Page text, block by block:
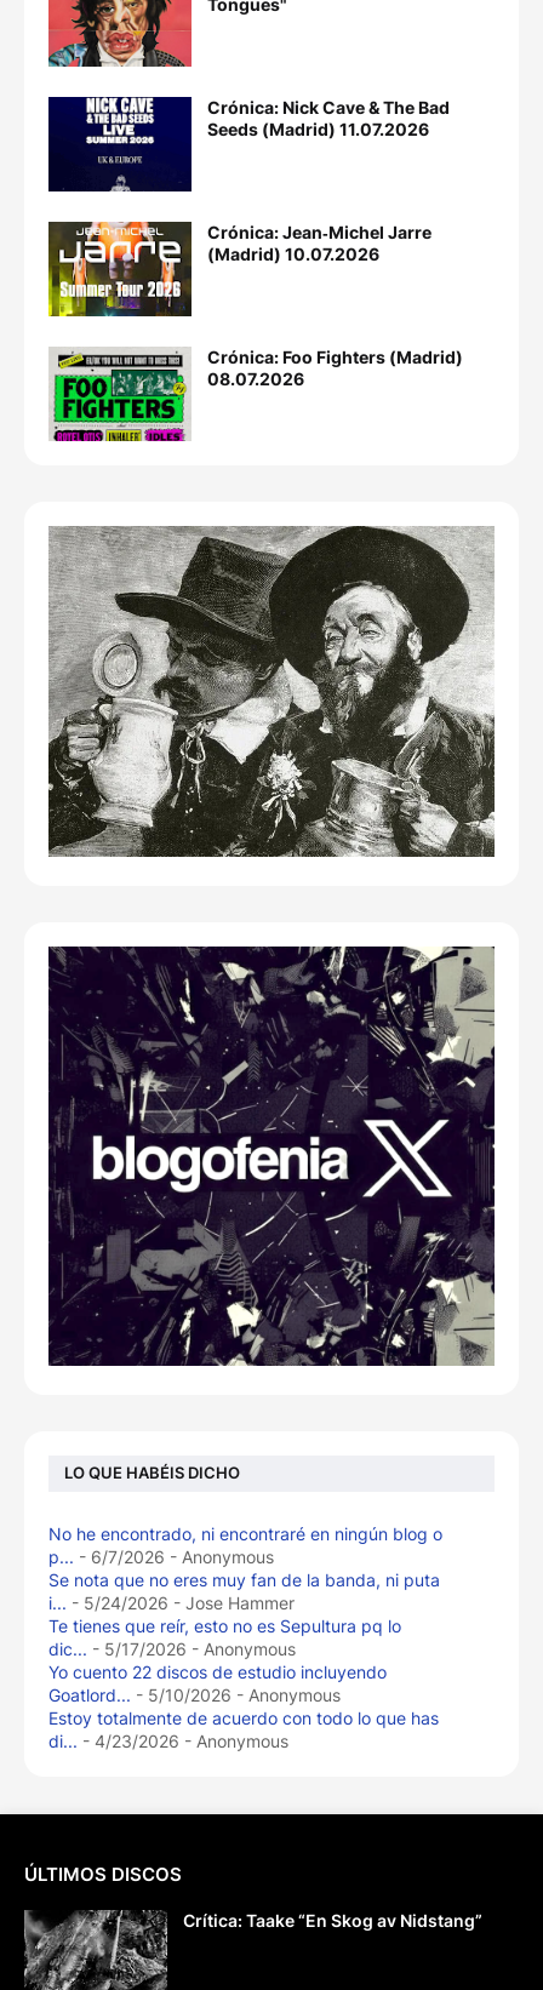
Crónica: Nick Cave & The Bad
Seeds (Madrid) 11.07.2026
Crónica: Jean‐Michel Jarre
(Madrid) 10.07.2026
Crónica: Foo Fighters (Madrid)
08.07.2026
LO QUE HABÉIS DICHO
No he encontrado, ni encontraré en ningún blog o
p... - 6/7/2026 - Anonymous
Se nota que no eres muy fan de la banda, ni puta
i... - 5/24/2026 - Jose Hammer
Te tienes que reír, esto no es Sepultura pq lo
dic... - 5/17/2026 - Anonymous
Yo cuento 22 discos de estudio incluyendo
Goatlord... - 5/10/2026 - Anonymous
Estoy totalmente de acuerdo con todo lo que has
di... - 4/23/2026 - Anonymous
ÚLTIMOS DISCOS
Crítica: Taake “En Skog av Nidstang”